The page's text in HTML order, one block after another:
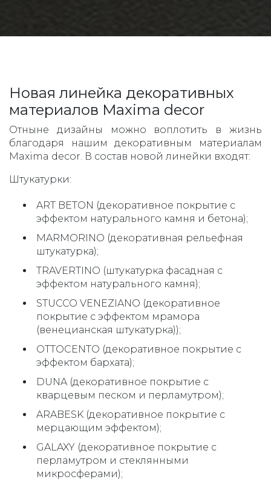
Новая линейка декоративных
материалов Maxima decor
Отныне дизайны можно воплотить в жизнь
благодаря нашим декоративным материалам
Maxima decor. В состав новой линейки входят:
Штукатурки:
ART BETON (декоративное покрытие с
эффектом натурального камня и бетона);
MARMORINO (декоративная рельефная
штукатурка);
TRAVERTINO (штукатурка фасадная с
эффектом натурального камня);
STUCCO VENEZIANO (декоративное
покрытие с эффектом мрамора
(венецианская штукатурка));
OTTOCENTO (декоративное покрытие с
эффектом бархата);
DUNA (декоративное покрытие с
кварцевым песком и перламутром);
ARABESK (декоративное покрытие с
мерцающим эффектом);
GALAXY (декоративное покрытие с
перламутром и стеклянными
микросферами);